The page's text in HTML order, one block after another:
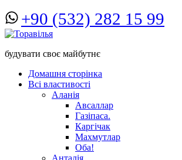
+90 (532) 282 15 99
будувати своє майбутнє
Домашня сторінка
Всі властивості
Аланія
Авсаллар
Газіпаса.
Каргічак
Махмутлар
Оба!
Анталія